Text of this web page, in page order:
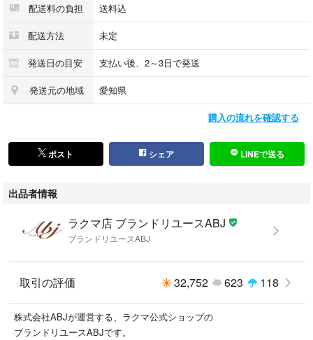
こちらの商品は北海道・沖縄への配送は不可となります。
上記地域よりご購入いただいた場合、大変恐縮ではございますが、
【お問い合わせについて】
大変恐縮ではございますが、以下のお問い合わせ内容につきましては、
ご回答をいたしかねますので予めご了承くださいませ。
・商品画像追加のご依頼
・お値下げについて
【弊社管理番号】
配送料の負担 送料込
配送方法 未定
発送日の目安 支払い後、2～3日で発送
発送元の地域 愛知県
購入の流れを確認する
ポスト シェア LINEで送る
出品者情報
ラクマ店 ブランドリユースABJ
ブランドリユースABJ
取引の評価 32,752 623 118
株式会社ABJが運営する、ラクマ公式ショップの
ブランドリユースABJです。